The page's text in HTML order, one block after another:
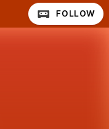
FOLLOW